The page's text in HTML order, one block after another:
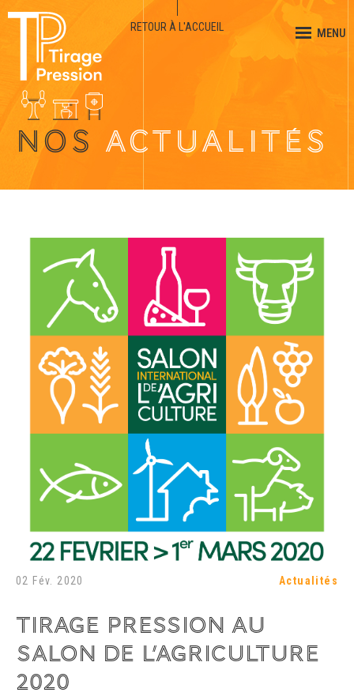
MENU
RETOUR À L'ACCUEIL
NOS ACTUALITÉS
02 Fév. 2020 Actualités
TIRAGE PRESSION AU
SALON DE L’AGRICULTURE
2020